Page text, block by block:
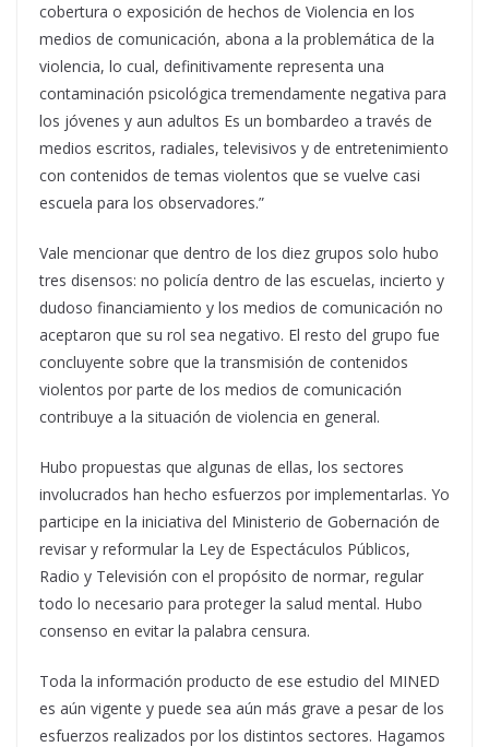
cobertura o exposición de hechos de Violencia en los
medios de comunicación, abona a la problemática de la
violencia, lo cual, definitivamente representa una
contaminación psicológica tremendamente negativa para
los jóvenes y aun adultos Es un bombardeo a través de
medios escritos, radiales, televisivos y de entretenimiento
con contenidos de temas violentos que se vuelve casi
escuela para los observadores.”
Vale mencionar que dentro de los diez grupos solo hubo
tres disensos: no policía dentro de las escuelas, incierto y
dudoso financiamiento y los medios de comunicación no
aceptaron que su rol sea negativo. El resto del grupo fue
concluyente sobre que la transmisión de contenidos
violentos por parte de los medios de comunicación
contribuye a la situación de violencia en general.
Hubo propuestas que algunas de ellas, los sectores
involucrados han hecho esfuerzos por implementarlas. Yo
participe en la iniciativa del Ministerio de Gobernación de
revisar y reformular la Ley de Espectáculos Públicos,
Radio y Televisión con el propósito de normar, regular
todo lo necesario para proteger la salud mental. Hubo
consenso en evitar la palabra censura.
Toda la información producto de ese estudio del MINED
es aún vigente y puede sea aún más grave a pesar de los
esfuerzos realizados por los distintos sectores. Hagamos